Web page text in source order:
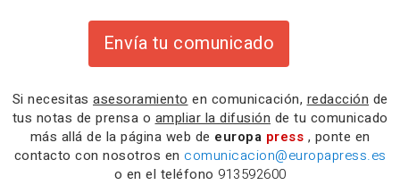
Envía tu comunicado
Si necesitas asesoramiento en comunicación, redacción de
tus notas de prensa o ampliar la difusión de tu comunicado
más allá de la página web de europa press , ponte en
contacto con nosotros en comunicacion@europapress.es
o en el teléfono 913592600